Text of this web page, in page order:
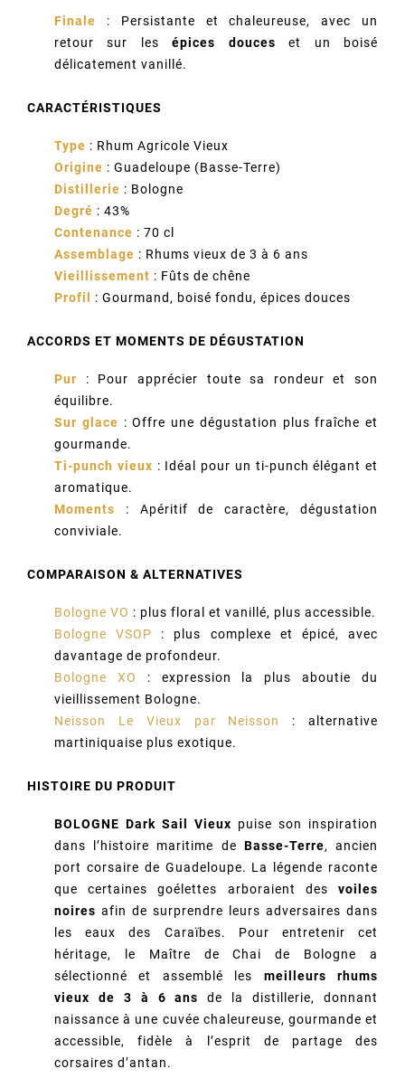
Finale : Persistante et chaleureuse, avec un
retour sur lesépices douces et un boisé
délicatement vanillé.
CARACTÉRISTIQUES
Type : Rhum Agricole Vieux
Origine : Guadeloupe (Basse-Terre)
Distillerie : Bologne
Degré : 43%
Contenance : 70 cl
Assemblage : Rhums vieux de 3 à 6 ans
Vieillissement : Fûts de chêne
Profil : Gourmand, boisé fondu, épices douces
ACCORDS ET MOMENTS DE DÉGUSTATION
Pur : Pour apprécier toute sa rondeur et son
équilibre.
Sur glace : Offre une dégustation plus fraîche et
gourmande.
Ti-punch vieux : Idéal pour un ti-punch élégant et
aromatique.
Moments : Apéritif de caractère, dégustation
conviviale.
COMPARAISON & ALTERNATIVES
Bologne VO : plus floral et vanillé, plus accessible.
Bologne VSOP : plus complexe et épicé, avec
davantage de profondeur.
Bologne XO
: expression la plus aboutie du
vieillissement Bologne.
Neisson Le Vieux par Neisson
: alternative
martiniquaise plus exotique.
HISTOIRE DU PRODUIT
BOLOGNE Dark Sail Vieux puise son inspiration
dans l’histoire maritime de Basse-Terre, ancien
port corsaire de Guadeloupe. La légende raconte
que certaines goélettes arboraient des voiles
noires afin de surprendre leurs adversaires dans
les eaux des Caraïbes. Pour entretenir cet
héritage, le Maître de Chai de Bologne a
sélectionné et assemblé les meilleurs rhums
vieux de 3 à 6 ans de la distillerie, donnant
naissance à une cuvée chaleureuse, gourmande et
accessible, fidèle à l’esprit de partage des
corsaires d’antan.